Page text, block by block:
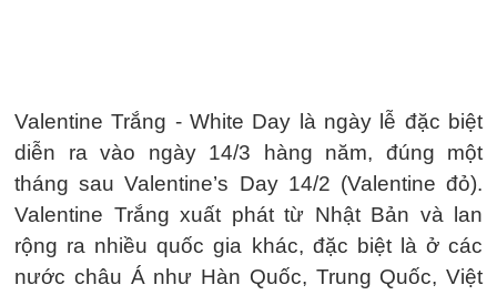
Valentine Trắng - White Day là ngày lễ đặc biệt
diễn ra vào ngày 14/3 hàng năm, đúng một
tháng sau Valentine’s Day 14/2 (Valentine đỏ).
Valentine Trắng xuất phát từ Nhật Bản và lan
rộng ra nhiều quốc gia khác, đặc biệt là ở các
nước châu Á như Hàn Quốc, Trung Quốc, Việt